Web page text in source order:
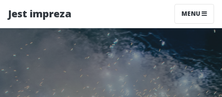
Jest impreza MENU